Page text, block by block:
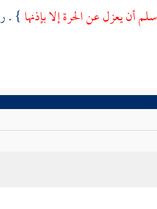
أن يعزل عن الحرة إلا بإذنها} .